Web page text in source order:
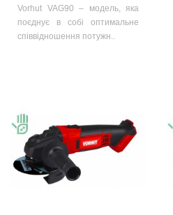
Vorhut VAG90 – модель, яка
поєднує в собі оптимальне
співвідношення потужн..